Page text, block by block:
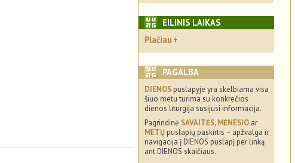
EILINIS LAIKAS
Plačiau
PAGALBA
DIENOS puslapyje yra skelbiama visa
šiuo metu turima su konkrečios
dienos liturgija susijusi informacija.
Pagrindinė SAVAITĖS, MĖNESIO ar
METŲ puslapių paskirtis – apžvalga ir
navigacija į DIENOS puslapį per linką
ant DIENOS skaičiaus.